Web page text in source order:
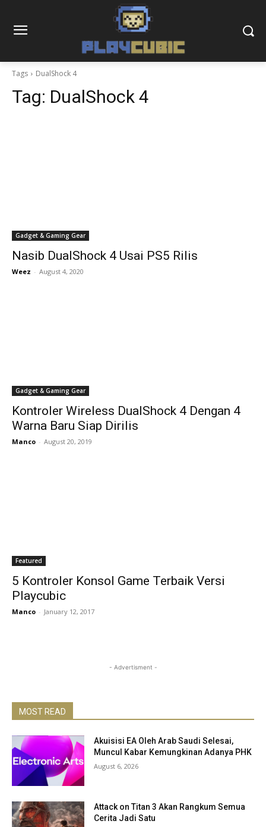
Tags DualShock 4
Tag: DualShock 4
Gadget & Gaming Gear
Nasib DualShock 4 Usai PS5 Rilis
Weez - August 4, 2020
Gadget & Gaming Gear
Kontroler Wireless DualShock 4 Dengan 4
Warna Baru Siap Dirilis
Manco - August 20, 2019
Featured
5 Kontroler Konsol Game Terbaik Versi
Playcubic
Manco - January 12, 2017
- Advertisment -
MOST READ
Akuisisi EA Oleh Arab Saudi Selesai,
Muncul Kabar Kemungkinan Adanya PHK
August 6, 2026
Attack on Titan 3 Akan Rangkum Semua
Cerita Jadi Satu